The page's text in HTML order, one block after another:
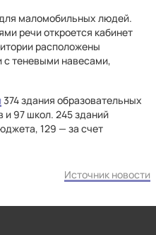
маломобильных людей.
речи откроется кабинет
расположены
с теневыми навесами,
374 здания образовательных
и 97 школ. 245 зданий
129 — за счет
Источник новости